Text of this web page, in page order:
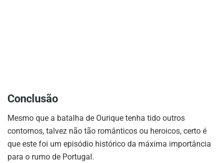
Conclusão
Mesmo que a batalha de Ourique tenha tido outros
contornos, talvez não tão românticos ou heroicos, certo é
que este foi um episódio histórico da máxima importância
para o rumo de Portugal.